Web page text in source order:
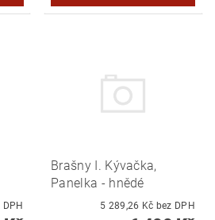
bez DPH
Brašny I. Kývačka,
Panelka - hnědé
5 289,26 Kč bez DPH